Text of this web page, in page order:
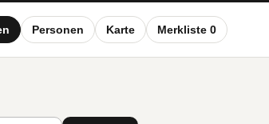
Personen Karte Merkliste 0